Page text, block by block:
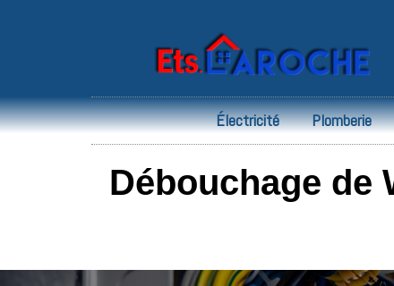
Électricité Plomberie
Débouchage de